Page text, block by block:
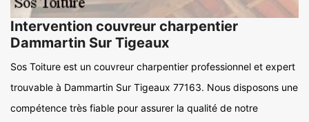
Intervention couvreur charpentier
Dammartin Sur Tigeaux
Sos Toiture est un couvreur charpentier professionnel et expert
trouvable à Dammartin Sur Tigeaux 77163. Nous disposons une
compétence très fiable pour assurer la qualité de notre